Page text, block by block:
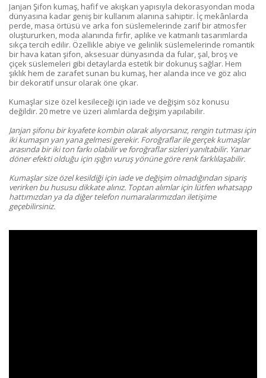
Janjan Şifon kumaş, hafif ve akışkan yapısıyla dekorasyondan moda
dünyasına kadar geniş bir kullanım alanına sahiptir. İç mekânlarda
perde, masa örtüsü ve arka fon süslemelerinde zarif bir atmosfer
oluştururken, moda alanında fırfır, aplike ve katmanlı tasarımlarda
sıkça tercih edilir. Özellikle abiye ve gelinlik süslemelerinde romantik
bir hava katan şifon, aksesuar dünyasında da fular, şal, broş ve
çiçek süslemeleri gibi detaylarda estetik bir dokunuş sağlar. Hem
şıklık hem de zarafet sunan bu kumaş, her alanda ince ve göz alıcı
bir dekoratif unsur olarak öne çıkar.
Kumaşlar size özel kesileceği için iade ve değişim söz konusu
değildir. 20 metre ve üzeri alımlarda değişim yapılabilir.
Janjan şifonu bir kıyafete kombin olarak alıyorsanız, rengin tutması için
iki kumaşın yan yana gelmesi gerekir. Foroğraflar ile gerçek kumaşlar
arasında bir iki ton farkı olabilir ve foroğraflar sizleri yanıltabilir. Yanar
döner efekti olduğu için ışığın vuruş yönüne göre renk farklılaşabilir.
Kumaşlar size özel kesildiği için iade ve değişim olmadığından sipariş
verirken bu hususu dikkate alınız. Toptan alımlar için lütfen whatsapp
hattımızdan ya da diğer telefon numaralarımızdan iletişime
geçebilirsiniz.